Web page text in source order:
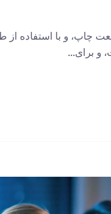
چاپ، و با استفاده
و برای...